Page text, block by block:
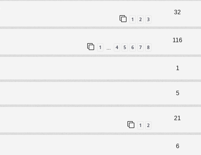
1 2 3
32
1 … 4 5 6 7 8
116
1
5
1 2
21
6